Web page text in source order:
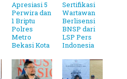
Apresiasi 5
Perwira dan
1 Briptu
Polres
Metro
Bekasi Kota
Sertifikasi
Wartawan
Berlisensi
BNSP dari
LSP Pers
Indonesia